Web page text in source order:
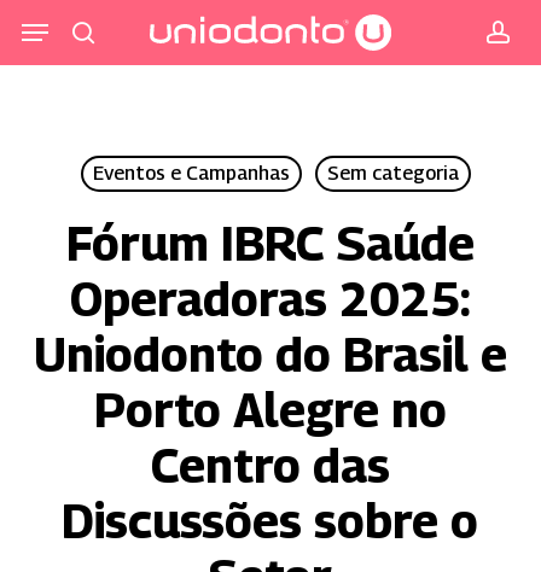
para
Menu
Eventos e Campanhas Sem categoria
Fórum IBRC Saúde
Operadoras 2025:
Uniodonto do Brasil e
Porto Alegre no
Centro das
Discussões sobre o